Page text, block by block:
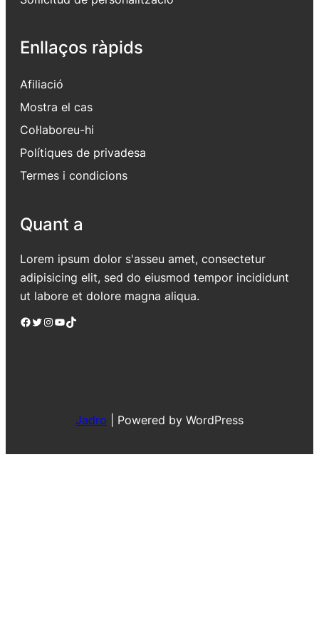
Enllaços ràpids
Afiliació
Mostra el cas
Col·laboreu-hi
Polítiques de privadesa
Termes i condicions
Quant a
Lorem ipsum dolor s'asseu amet, consectetur
adipisicing elit, sed do eiusmod tempor incididunt
ut labore et dolore magna aliqua.
Facebook Twitter Instagram YouTube TikTok
Jadro Powered by WordPress